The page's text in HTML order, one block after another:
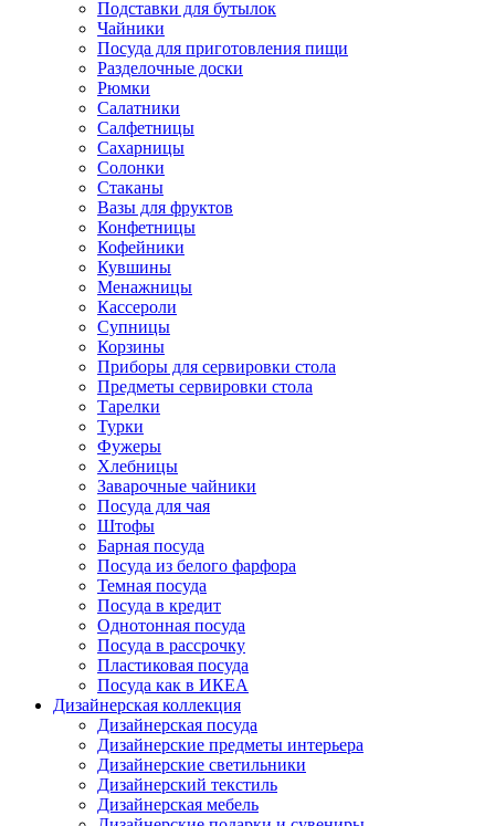
Подставки для бутылок
Чайники
Посуда для приготовления пищи
Разделочные доски
Рюмки
Салатники
Салфетницы
Сахарницы
Солонки
Стаканы
Вазы для фруктов
Конфетницы
Кофейники
Кувшины
Менажницы
Кассероли
Супницы
Корзины
Приборы для сервировки стола
Предметы сервировки стола
Тарелки
Турки
Фужеры
Хлебницы
Заварочные чайники
Посуда для чая
Штофы
Барная посуда
Посуда из белого фарфора
Темная посуда
Посуда в кредит
Однотонная посуда
Посуда в рассрочку
Пластиковая посуда
Посуда как в ИКЕА
Дизайнерская коллекция
Дизайнерская посуда
Дизайнерские предметы интерьера
Дизайнерские светильники
Дизайнерский текстиль
Дизайнерская мебель